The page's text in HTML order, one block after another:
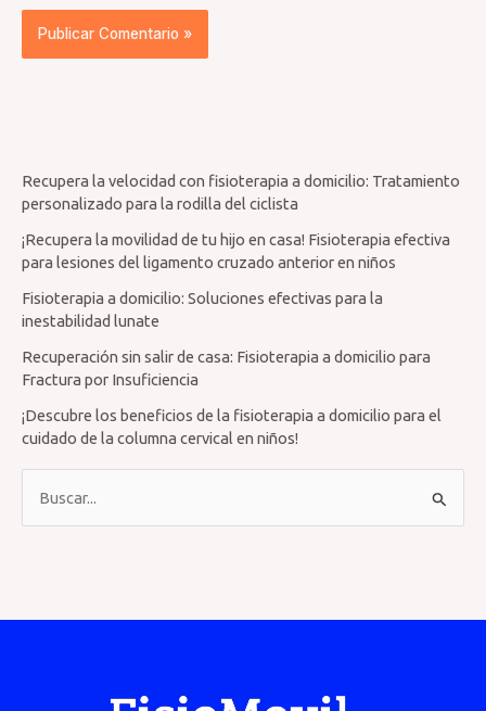
Recupera la velocidad con fisioterapia a domicilio: Tratamiento
personalizado para la rodilla del ciclista
¡Recupera la movilidad de tu hijo en casa! Fisioterapia efectiva
para lesiones del ligamento cruzado anterior en niños
Fisioterapia a domicilio: Soluciones efectivas para la
inestabilidad lunate
Recuperación sin salir de casa: Fisioterapia a domicilio para
Fractura por Insuficiencia
¡Descubre los beneficios de la fisioterapia a domicilio para el
cuidado de la columna cervical en niños!